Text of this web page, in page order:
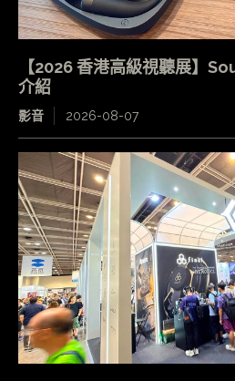
【2026 香港高級視聽展】
介紹
影音 2026-08-07